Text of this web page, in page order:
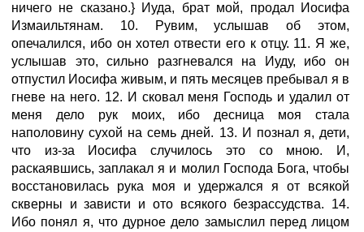
ничего не сказано.} Иуда, брат мой, продал Иосифа
Измаильтянам. 10. Рувим, услышав об этом,
опечалился, ибо он хотел отвести его к отцу. 11. Я же,
услышав это, сильно разгневался на Иуду, ибо он
отпустил Иосифа живым, и пять месяцев пребывал я в
гневе на него. 12. И сковал меня Господь и удалил от
меня дело рук моих, ибо десница моя стала
наполовину сухой на семь дней. 13. И познал я, дети,
что из-за Иосифа случилось это со мною. И,
раскаявшись, заплакал я и молил Господа Бога, чтобы
восстановилась рука моя и удержался я от всякой
скверны и зависти и ото всякого безрассудства. 14.
Ибо понял я, что дурное дело замыслил перед лицом